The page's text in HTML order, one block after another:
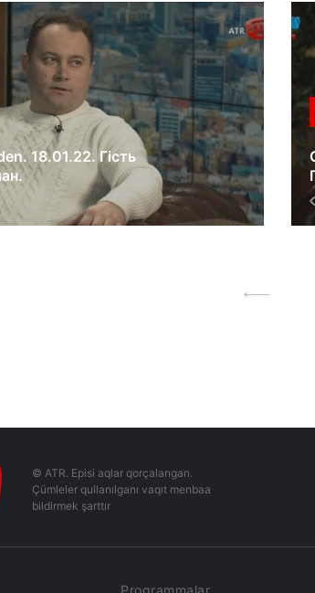
18.01.22. Гість
© ATR. Episi aqlar qorçalangan.
Çümleler qullanılganı vaqıt menbaa
bildirmek şarttır
Programmalar